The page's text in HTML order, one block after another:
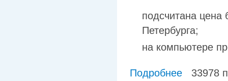
подсчитана
Петербурга;
на компьютере
Подробнее 33978